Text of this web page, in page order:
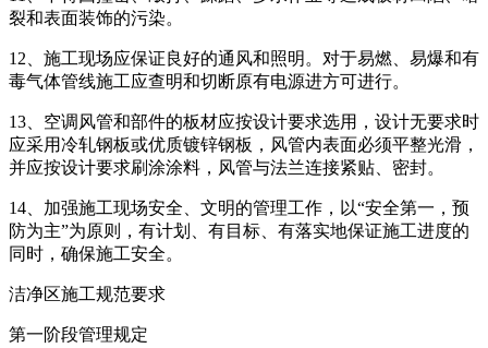
裂和表面装饰的污染。
12、施工现场应保证良好的通风和照明。对于易燃、易爆和有
毒气体管线施工应查明和切断原有电源进方可进行。
13、空调风管和部件的板材应按设计要求选用，设计无要求时
应采用冷轧钢板或优质镀锌钢板，风管内表面必须平整光滑，
并应按设计要求刷涂涂料，风管与法兰连接紧贴、密封。
14、加强施工现场安全、文明的管理工作，以“安全第一，预
防为主”为原则，有计划、有目标、有落实地保证施工进度的
同时，确保施工安全。
洁净区施工规范要求
第一阶段管理规定